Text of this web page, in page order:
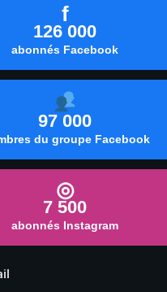
f
126 000
abonnés Facebook
97 000
du groupe Facebook
◎
7 500
abonnés Instagram